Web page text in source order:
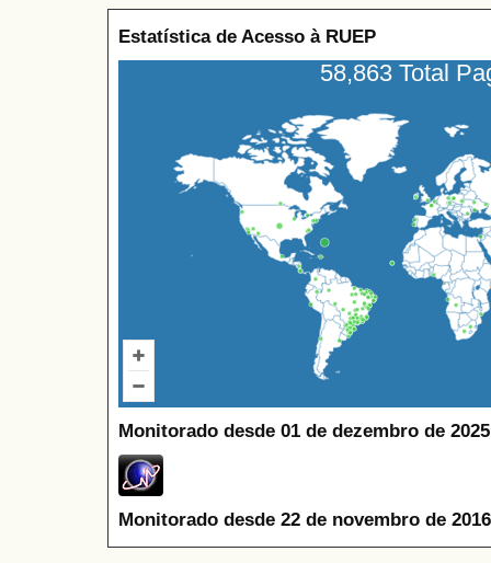
Estatística de Acesso à RUEP
58,863 Total
Monitorado desde 01 de dezembro de
Monitorado desde 22 de novembro de